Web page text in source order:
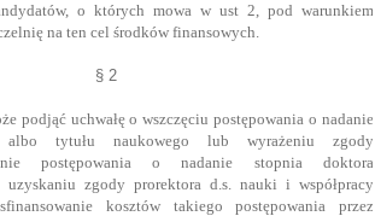
o których mowa w ust 2, pod warunkiem
na ten cel środków finansowych.
§ 2
podjąć uchwałę o wszczęciu postępowania o nadanie
tytułu naukowego lub wyrażeniu zgody
postępowania o nadanie stopnia doktora
uzyskaniu zgody prorektora d.s. nauki i współpracy
kosztów takiego postępowania przez